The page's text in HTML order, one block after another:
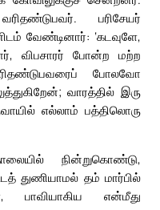
பரிசேயர்
வேண்டினார்: ‘கடவுளே,
விபசாரர் போன்ற மற்ற
போலவோ
வாரத்தில் இரு
எல்லாம் பத்திலொரு
நின்றுகொண்டு,
துணியாமல் தம் மார்பில்
பாவியாகிய என்மீது